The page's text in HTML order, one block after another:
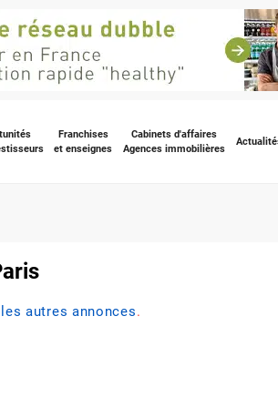
Franchises
et enseignes
Cabinets d'affaires
Agences immobilières
autres annonces.